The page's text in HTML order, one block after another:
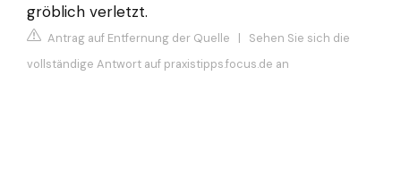
gröblich verletzt.
Antrag auf Entfernung der Quelle | Sehen Sie sich die
vollständige Antwort auf praxistipps.focus.de an